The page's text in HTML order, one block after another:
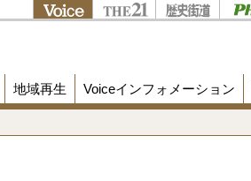
地域再生 Voiceインフォメーション